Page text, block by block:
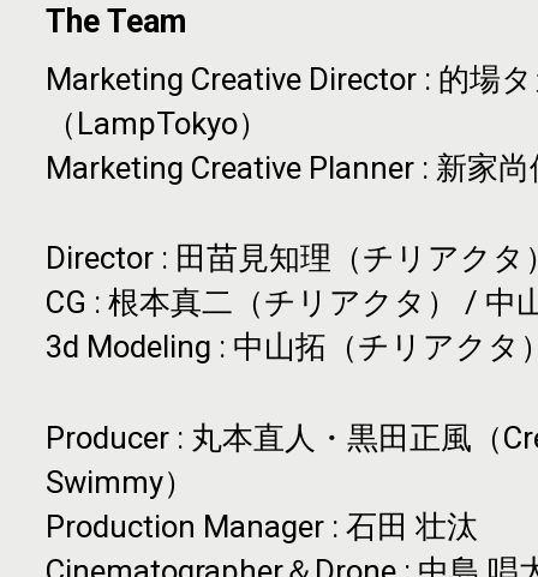
The Team
Marketing Creative Director : 的場
（LampTokyo）
Marketing Creative Planner : 新家
Director : 田苗見知理（チリアクタ
CG : 根本真二（チリアクタ） / 中
3d Modeling : 中山拓（チリアクタ
Producer : 丸本直人・黒田正風（
Swimmy）
Production Manager : 石田 壮汰